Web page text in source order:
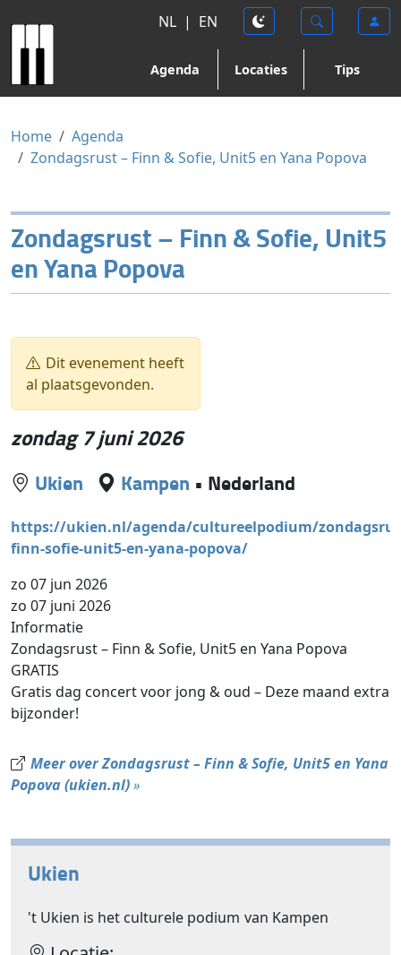
NL | EN
Agenda Locaties Tips
Home
Agenda
Zondagsrust – Finn & Sofie, Unit5 en Yana Popova
Zondagsrust – Finn & Sofie, Unit5
en Yana Popova
Dit evenement heeft
al plaatsgevonden.
zondag 7 juni 2026
Ukien Kampen • Nederland
https://ukien.nl/agenda/cultureelpodium/
finn-sofie-unit5-en-yana-popova/
zo 07 jun 2026
zo 07 juni 2026
Informatie
Zondagsrust – Finn & Sofie, Unit5 en Yana Popova
GRATIS
Gratis dag concert voor jong & oud – Deze maand extra
bijzonder!
Meer over Zondagsrust – Finn & Sofie, Unit5 en Yana
Popova (ukien.nl)»
Ukien
't Ukien is het culturele podium van Kampen